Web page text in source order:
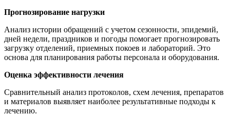
Прогнозирование нагрузки
Анализ истории обращений с учетом сезонности, эпидемий,
дней недели, праздников и погоды помогает прогнозировать
загрузку отделений, приемных покоев и лабораторий. Это
основа для планирования работы персонала и оборудования.
Оценка эффективности лечения
Сравнительный анализ протоколов, схем лечения, препаратов
и материалов выявляет наиболее результативные подходы к
лечению.